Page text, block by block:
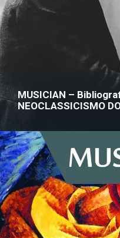
MUSICIAN –
NEOCLASSICISMO